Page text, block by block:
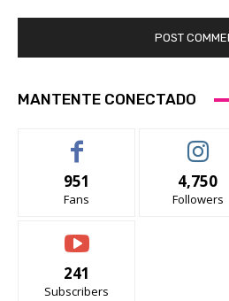
MANTENTE CONECTADO
951
Fans
4,750
Followers
241
Subscribers